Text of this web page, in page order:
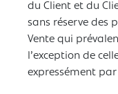
du Client et du
sans réserve des
Vente qui
l’exception de
expressément